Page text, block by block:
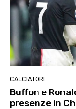
CALCIATORI
Buffon e
presenze in